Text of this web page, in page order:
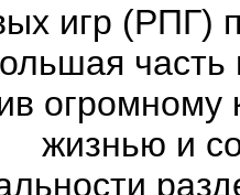
игр (РПГ)
часть
огромному
жизнью и